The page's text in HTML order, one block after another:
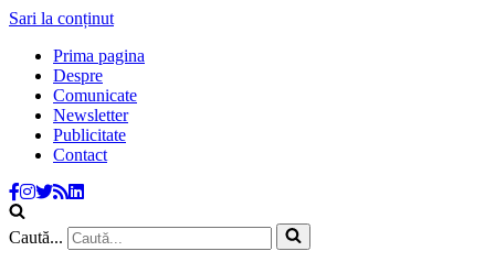
Sari la conținut
Prima pagina
Despre
Comunicate
Newsletter
Publicitate
Contact
Caută...